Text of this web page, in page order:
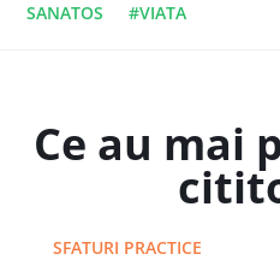
SANATOS
#VIATA
Ce au mai
SFATURI PRACTICE